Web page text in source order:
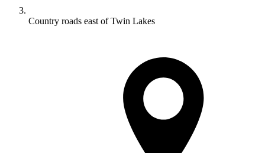
Country roads east of Twin Lakes